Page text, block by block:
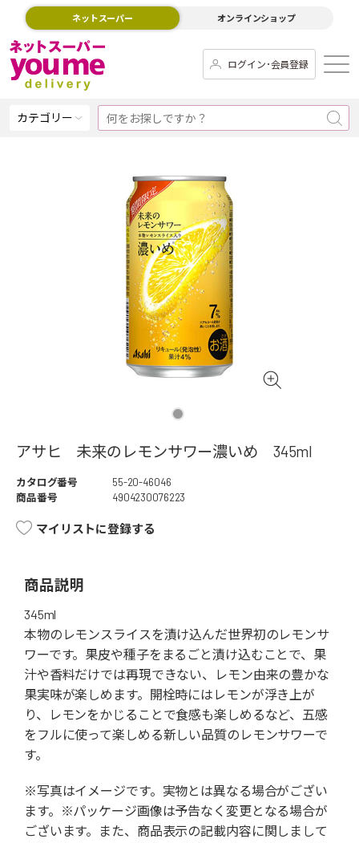
ネットスーパー オンラインショップ
ログイン･会員登録
カテゴリー
アサヒ 未来のレモンサワー濃いめ 345ml
カタログ番号
55-20-46046
商品番号
4904230076223
マイリストに登録する
商品説明
345ml
本物のレモンスライスを漬け込んだ世界初のレモンサ
ワーです。果皮や種子をまるごと漬け込むことで、果
汁や香料だけでは再現できない、レモン由来の豊かな
果実味が楽しめます。開栓時にはレモンが浮き上が
り、レモンをかじることで食感も楽しめるなど、五感
をフルに使って楽しめる新しい品質のレモンサワーで
す。
※写真はイメージです。実物とは異なる場合がござい
ます。※パッケージ画像は予告なく変更となる場合が
ございます。また、商品表示の記載内容に関しまして